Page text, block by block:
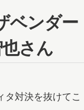
ベンダー
さん
対決を抜けてこ